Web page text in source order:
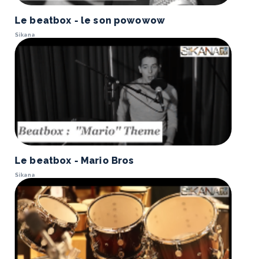
Le beatbox - le son powowow
Sikana
Le beatbox - Mario Bros
Sikana